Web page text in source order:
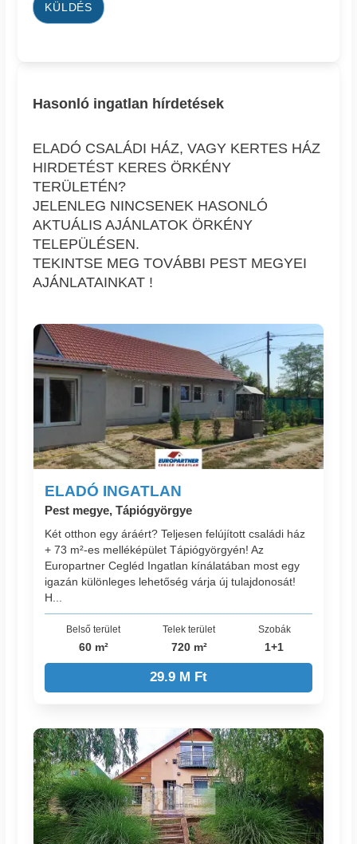
KÜLDÉS
Hasonló ingatlan hírdetések
ELADÓ CSALÁDI HÁZ, VAGY KERTES HÁZ
HIRDETÉST KERES ÖRKÉNY
TERÜLETÉN?
JELENLEG NINCSENEK HASONLÓ
AKTUÁLIS AJÁNLATOK ÖRKÉNY
TELEPÜLÉSEN.
TEKINTSE MEG TOVÁBBI PEST MEGYEI
AJÁNLATAINKAT !
ELADÓ INGATLAN
Pest megye, Tápiógyörgye
Két otthon egy áráért? Teljesen felújított családi ház
+ 73 m²-es melléképület Tápiógyörgyén! Az
Europartner Cegléd Ingatlan kínálatában most egy
igazán különleges lehetőség várja új tulajdonosát!
H...
Belső terület
60 m²
Telek terület
720 m²
Szobák
1+1
29.9 M Ft